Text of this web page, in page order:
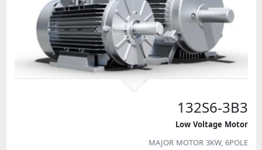
132S6-
Low Voltage
MAJOR MOTOR 3KW,